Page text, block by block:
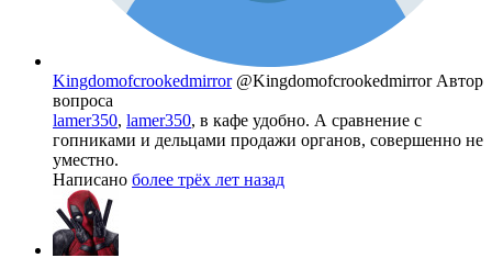
Kingdomofcrookedmirror @Kingdomofcrookedmirror Автор
вопроса
lamer350, lamer350, в кафе удобно. А сравнение с
гопниками и дельцами продажи органов, совершенно не
уместно.
Написано более трёх лет назад